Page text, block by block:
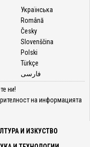
Українська
Română
Česky
Slovenščina
Polski
Türkçe
فارسی
ни!
на информацията
И ИЗКУСТВО